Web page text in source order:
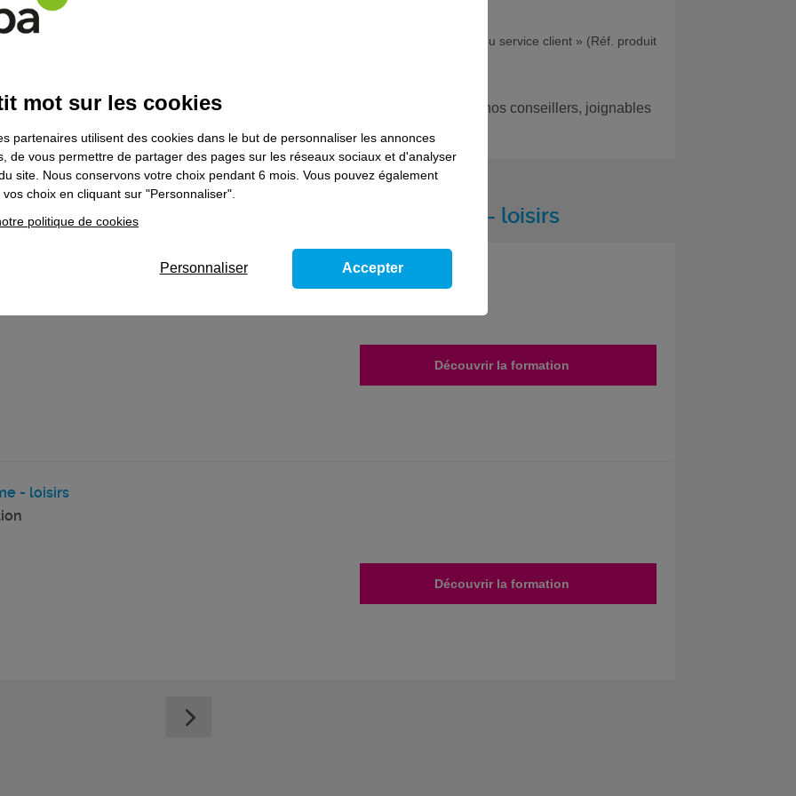
au bloc de compétences « Entretenir les chambres et contribuer à l'amélioration du service client » (Réf. produit
poursuivre votre parcours de formation, prenez contact avec l’un de nos conseillers, joignables
le domaineHôtellerie - restauration - tourisme - loisirs
- loisirs
rapide collective)
Découvrir la formation
- loisirs
Découvrir la formation
mot sur les cookies
partenaires utilisent des cookies dans le but de personnaliser les annonces
de vous permettre de partager des pages sur les réseaux sociaux et d'analyser
site. Nous conservons votre choix pendant 6 mois. Vous pouvez également
choix en cliquant sur "Personnaliser".
politique de cookies
Personnaliser Accepter